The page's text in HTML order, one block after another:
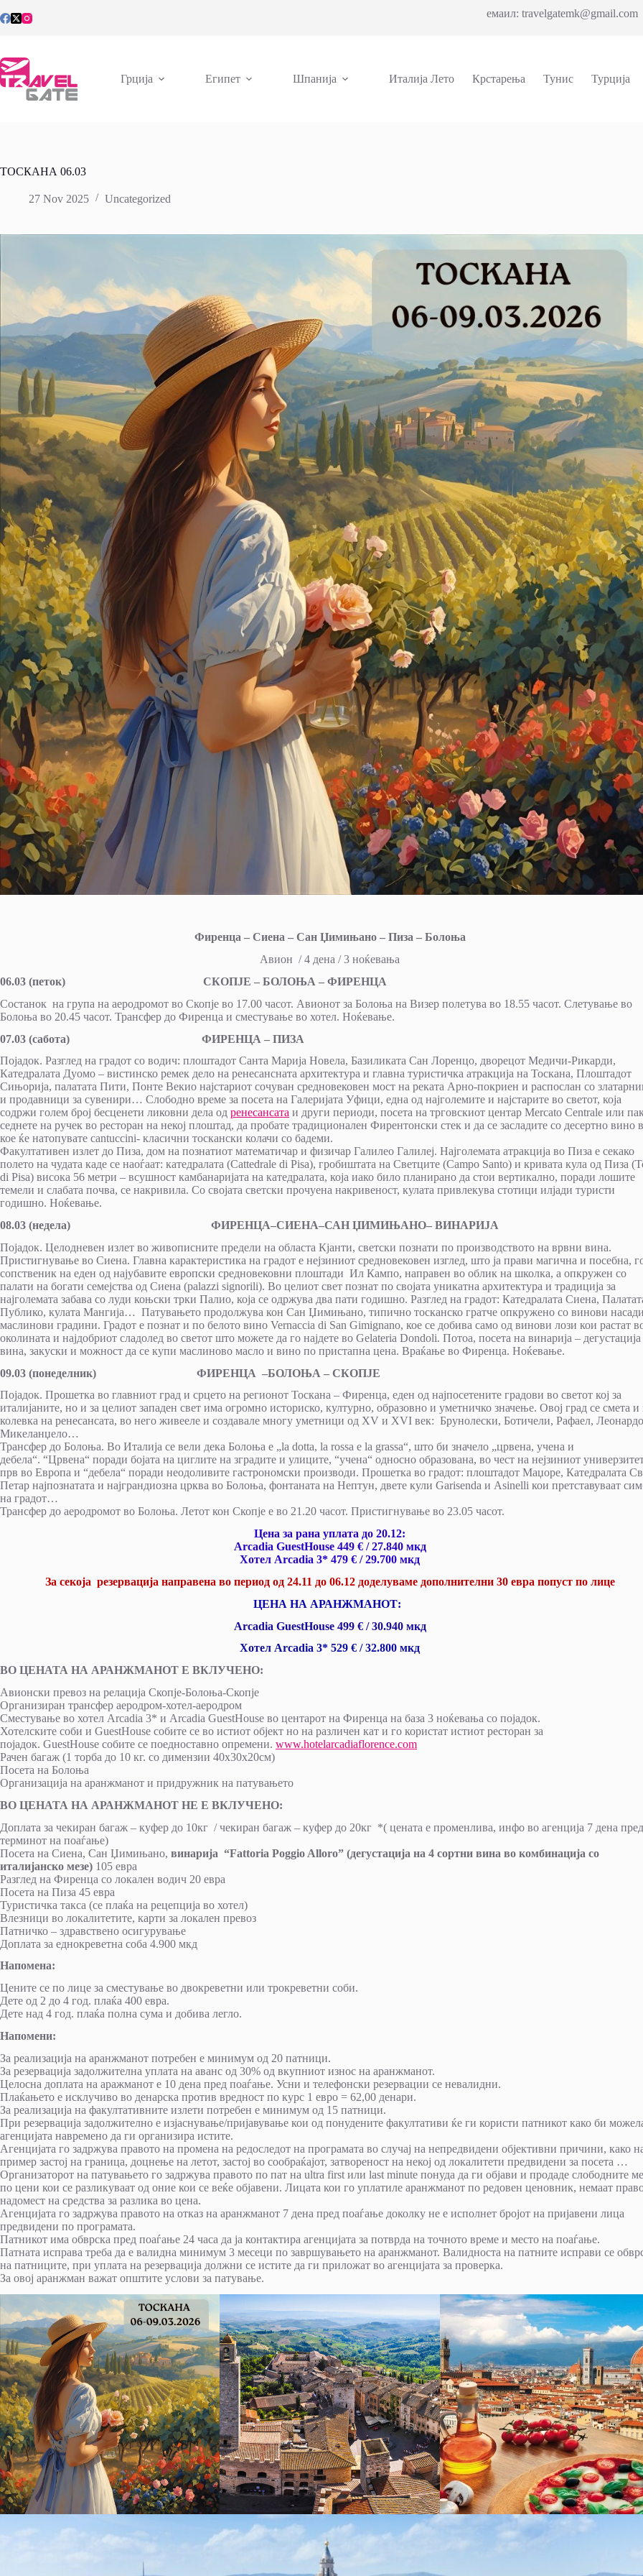
to
емаил:
Грција Египет Шпанија Италија Лето Крстарења Тунис Турција
ТОСКАНА 06.03
27 Nov 2025 Uncategorized
Фиренца – Сиена – Сан Џимињано – Пиза – Болоња
Авион / 4 дена / 3 ноќевања
06.03 (петок) СКОПЈЕ – БОЛОЊА – ФИРЕНЦА
Состанок на група на аеродромот во Скопје во 17.00 часот. Авионот за Болоња на Визер полетува во 18.55 часот. Слетување во
Болоња во 20.45 часот. Трансфер до Фиренца и сместување во хотел. Ноќевање.
07.03 (сабота) ФИРЕНЦА – ПИЗА
Појадок. Разглед на градот со водич: плоштадот Санта Марија Новела, Базиликата Сан Лоренцо, дворецот Медичи-Рикарди,
Катедралата Дуомо – вистинско ремек дело на ренесансната архитектура и главна туристичка атракција на Тоскана, Плоштадот
Сињорија, палатата Пити, Понте Векио најстариот сочуван средновековен мост на реката Арно-покриен и распослан со
и продавници за сувенири… Слободно време за посета на Галеријата Уфици, една од најголемите и најстарите во светот, која
содржи голем број бесценети ликовни дела од ренесансата и други периоди, посета на трговскиот центар Mercato Centrale или
седнете на ручек во ресторан на некој плоштад, да пробате традиционален Фирентонски стек и да се засладите со десертно вино
кое ќе натопувате cantuccini- класични тоскански колачи со бадеми.
Факултативен излет до Пиза, дом на познатиот математичар и физичар Галилео Галилеј. Најголемата атракција во Пиза е секако
полето на чудата каде се наоѓаат: катедралата (Cattedrale di Pisa), гробиштата на Светците (Campo Santo) и кривата кула од Пиза
di Pisa) висока 56 метри – всушност камбанаријата на катедралата, која иако било планирано да стои вертикално, поради лошите
темели и слабата почва, се накривила. Со својата светски прочуена накривеност, кулата привлекува стотици илјади туристи
годишно. Ноќевање.
08.03 (недела) ФИРЕНЦА–СИЕНА–САН ЏИМИЊАНО– ВИНАРИЈА
Појадок. Целодневен излет во живописните предели на областа Кјанти, светски познати по производството на врвни вина.
Пристигнување во Сиена. Главна карактеристика на градот е нејзиниот средновековен изглед, што ја прави магична и посебна,
сопственик на еден од најубавите европски средновековни плоштади Ил Кампо, направен во облик на школка, а опкружен со
палати на богати семејства од Сиена (palazzi signorili). Во целиот свет познат по својата уникатна архитектура и традиција за
најголемата забава со луди коњски трки Палио, која се одржува два пати годишно. Разглед на градот: Катедралата Сиена,
Публико, кулата Мангија… Патувањето продолжува кон Сан Џимињано, типично тосканско гратче опкружено со винови
маслинови градини. Градот е познат и по белото вино Vernaccia di San Gimignano, кое се добива само од винови лози кои растат
околината и најдобриот сладолед во светот што можете да го најдете во Gelateria Dondoli. Потоа, посета на винарија –
вина, закуски и можност да се купи маслиново масло и вино по пристапна цена. Враќање во Фиренца. Ноќевање.
09.03 (понеделник) ФИРЕНЦА –БОЛОЊА – СКОПЈЕ
Појадок. Прошетка во главниот град и срцето на регионот Тоскана – Фиренца, еден од најпосетените градови во светот кој за
италијаните, но и за целиот западен свет има огромно историско, културно, образовно и уметничко значење. Овој град се смета и
колевка на ренесансата, во него живееле и создавале многу уметници од XV и XVI век: Брунолески, Ботичели, Рафаел,
Микеланџело…
Трансфер до Болоња. Во Италија се вели дека Болоња е „la dotta, la rossa e la grassa“, што би значело „црвена, учена и
дебела“. “Црвена“ поради бојата на циглите на зградите и улиците, “учена“ односно образована, во чест на нејзиниот
прв во Европа и “дебела“ поради неодоливите гастрономски производи. Прошетка во градот: плоштадот Маџоре, Катедралата
Петар најпознатата и најграндиозна црква во Болоња, фонтаната на Нептун, двете кули Garisenda и Asinelli кои претставуваат
на градот…
Трансфер до аеродромот во Болоња. Летот кон Скопје е во 21.20 часот. Пристигнување во 23.05 часот.
Цена за ранa уплатa до 20.12:
Arcadia GuestHouse 449€ /27.840мкд
Хотел Arcadia 3* 479 € /29.700 мкд
За секоја резервација направена во период од 24.11 до 06.12 доделуваме дополнителни 30 евра попуст по лице
ЦЕНА НА АРАНЖМАНОТ:
Arcadia GuestHouse 499 € / 30.940 мкд
Хотел Arcadia 3* 529 € / 32.800 мкд
ВО ЦЕНАТА НА АРАНЖМАНОТ Е ВКЛУЧЕНО:
Авионски превоз на релација Скопје-Болоња-Скопје
Организиран трансфер аеродром-хотел-аеродром
Сместување во хотел Arcadia 3* и Arcadia GuestHouse во центарот на Фиренца на база 3 ноќевања со појадок.
Хотелските соби и GuestHouse собите се во истиот објект но на различен кат и го користат истиот ресторан за
појадок. GuestHouse собите се поедноставно опремени. www.hotelarcadiaflorence.com
Рачен багаж (1 торба до 10 кг. со димензии 40х30х20см)
Посета на Болоња
Организација на аранжманот и придружник на патувањето
ВО ЦЕНАТА НА АРАНЖМАНОТ НЕ Е ВКЛУЧЕНО:
Доплата за чекиран багаж – куфер до 10кг / чекиран багаж – куфер до 20кг *( цената е променлива, инфо во агенција 7 дена пред
терминот на поаѓање)
Посета на Сиена, Сан Џимињано, винарија “Fattoria Poggio Alloro” (дегустација на 4 сортни вина во комбинација со
италијанско мезе) 105 евра
Разглед на Фиренца со локален водич 20 евра
Посета на Пиза 45 евра
Туристичка такса (се плаќа на рецепција во хотел)
Влезници во локалитетите, карти за локален превоз
Патничко – здравствено осигурување
Доплата за еднокреветна соба 4.900 мкд
Напомена:
Цените се по лице за сместување во двокреветни или трокреветни соби.
Дете од 2 до 4 год. плаќа 400 евра.
Дете над 4 год. плаќа полна сума и добива легло.
Напомени:
За реализација на аранжманот потребен е минимум од 20 патници.
За резервација задолжителна уплата на аванс од 30% од вкупниот износ на аранжманот.
Целосна доплата на аражманот е 10 дена пред поаѓање. Усни и телефонски резервации се невалидни.
Плаќањето е исклучиво во денарска против вредност по курс 1 евро = 62,00 денари.
За реализација на факултативните излети потребен е минимум од 15 патници.
При резервација задолжително е изјаснување/пријавување кои од понудените факултативи ќе ги користи патникот како би
агенцијата навремено да ги организира истите.
Агенцијата го задржува правото на промена на редоследот на програмата во случај на непредвидени објективни причини, како
пример застој на граница, доцнење на летот, застој во сообраќајот, затвореност на некој од локалитети предвидени за посета …
Организаторот на патувањето го задржува правото по пат на ultra first или last minute понуда да ги објави и продаде слободните
по цени кои се разликуваат од оние кои се веќе објавени. Лицата кои го уплатиле аранжманот по редовен ценовник, немаат
надомест на средства за разлика во цена.
Агенцијата го задржува правото на отказ на аранжманот 7 дена пред поаѓање доколку не е исполнет бројот на пријавени лица
предвидени по програмата.
Патникот има обврска пред поаѓање 24 часа да ја контактира агенцијата за потврда на точното време и место на поаѓање.
Патната исправа треба да е валидна минимум 3 месеци по завршувањето на аранжманот. Валидноста на патните исправи се
на патниците, при уплата на резервација должни се истите да ги приложат во агенцијата за проверка.
За овој аранжман важат општите услови за патување.